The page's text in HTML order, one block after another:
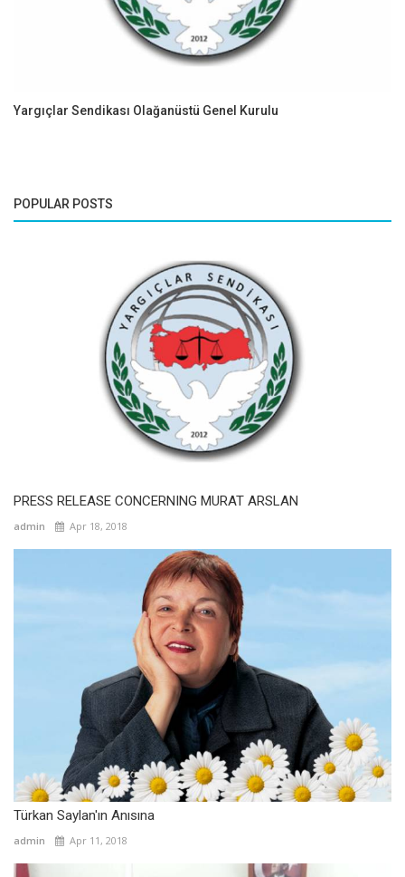
Yargıçlar Sendikası Olağanüstü Genel Kurulu
POPULAR POSTS
PRESS RELEASE CONCERNING MURAT ARSLAN
admin Apr 18, 2018
Türkan Saylan'ın Anısına
admin Apr 11, 2018